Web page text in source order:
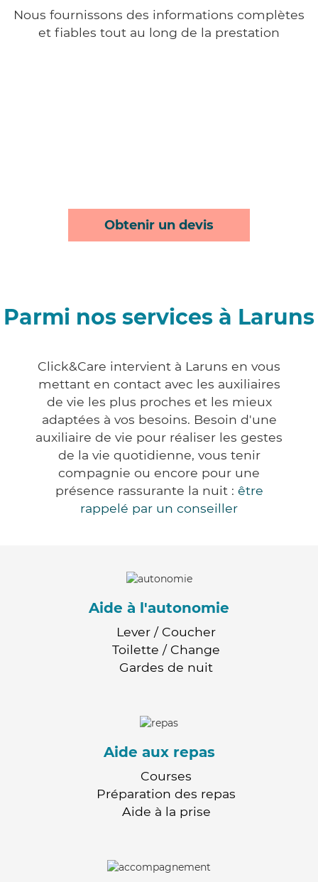
Nous fournissons des informations complètes
et fiables tout au long de la prestation
Obtenir un devis
Parmi nos services à Laruns
Click&Care intervient à Laruns en vous
mettant en contact avec les auxiliaires
de vie les plus proches et les mieux
adaptées à vos besoins. Besoin d'une
auxiliaire de vie pour réaliser les gestes
de la vie quotidienne, vous tenir
compagnie ou encore pour une
présence rassurante la nuit : être
rappelé par un conseiller
Aide à l'autonomie
Lever / Coucher
Toilette / Change
Gardes de nuit
Aide aux repas
Courses
Préparation des repas
Aide à la prise